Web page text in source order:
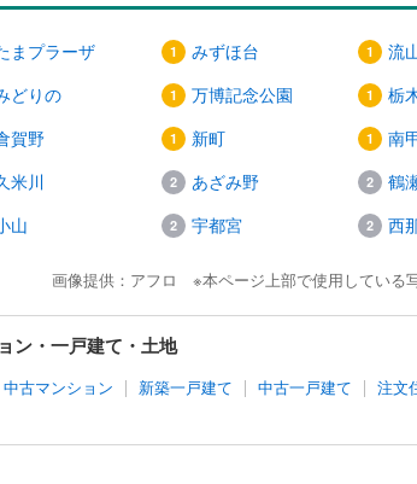
まプラーザ みずほ台
流
どりの 万博記念公園
栃
賀野 新町
南
米川 あざみ野
鶴
山 宇都宮 西
画像提供：アフロ ※本ページ上部で使用している
・一戸建て・土地
中古マンション 新築一戸建て 中古一戸建て 注文